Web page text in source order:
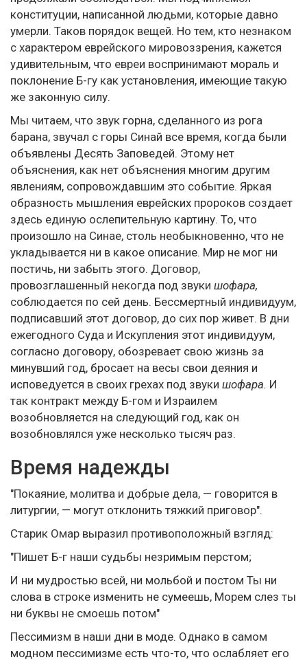
конституции, написанной людьми, которые давно
умерли. Таков порядок вещей. Но тем, кто незнаком
с характером еврейского мировоззрения, кажется
удивительным, что евреи воспринимают мораль и
поклонение Б-гу как установления, имеющие такую
же законную силу.
Мы читаем, что звук горна, сделанного из рога
барана, звучал с горы Синай все время, когда были
объявлены Десять Заповедей. Этому нет
объяснения, как нет объяснения многим другим
явлениям, сопровождавшим это событие. Яркая
образность мышления еврейских пророков создает
здесь единую ослепительную картину. То, что
произошло на Синае, столь необыкновенно, что не
укладывается ни в какое описание. Мир не мог ни
постичь, ни забыть этого. Договор,
провозглашенный некогда под звуки шофара,
соблюдается по сей день. Бессмертный индивидуум,
подписавший этот договор, до сих пор живет. В дни
ежегодного Суда и Искупления этот индивидуум,
согласно договору, обозревает свою жизнь за
минувший год, бросает на весы свои деяния и
исповедуется в своих грехах под звуки шофара. И
так контракт между Б-гом и Израилем
возобновляется на следующий год, как он
возобновлялся уже несколько тысяч раз.
Время надежды
"Покаяние, молитва и добрые дела, — говорится в
литургии, — могут отклонить тяжкий приговор".
Старик Омар выразил противоположный взгляд:
"Пишет Б-г наши судьбы незримым перстом;
И ни мудростью всей, ни мольбой и постом Ты ни
слова в строке изменить не сумеешь, Морем слез ты
ни буквы не смоешь потом"
Пессимизм в наши дни в моде. Однако в самом
модном пессимизме есть что-то, что ослабляет его